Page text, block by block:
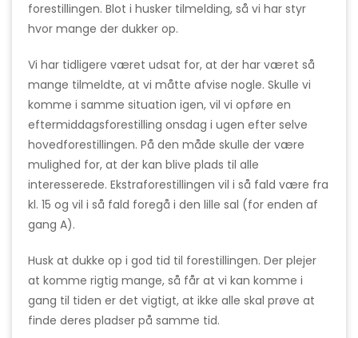
forestillingen. Blot i husker tilmelding, så vi har styr
hvor mange der dukker op.
Vi har tidligere været udsat for, at der har været så
mange tilmeldte, at vi måtte afvise nogle. Skulle vi
komme i samme situation igen, vil vi opføre en
eftermiddagsforestilling onsdag i ugen efter selve
hovedforestillingen. På den måde skulle der være
mulighed for, at der kan blive plads til alle
interesserede. Ekstraforestillingen vil i så fald være fra
kl. 15 og vil i så fald foregå i den lille sal (for enden af
gang A).
Husk at dukke op i god tid til forestillingen. Der plejer
at komme rigtig mange, så får at vi kan komme i
gang til tiden er det vigtigt, at ikke alle skal prøve at
finde deres pladser på samme tid.